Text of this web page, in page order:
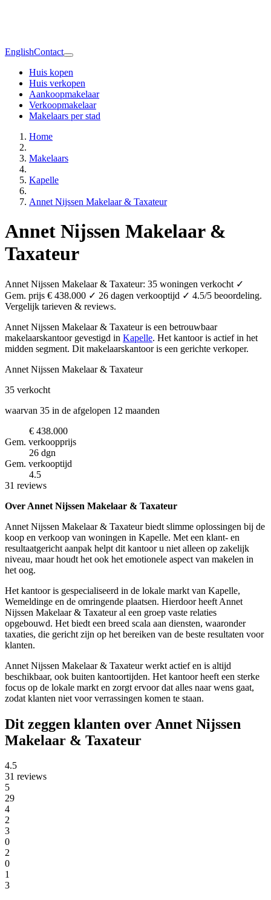
EnglishContact
Huis kopen
Huis verkopen
Aankoopmakelaar
Verkoopmakelaar
Makelaars per stad
Home
Makelaars
Kapelle
Annet Nijssen Makelaar & Taxateur
Annet Nijssen Makelaar &
Taxateur
Annet Nijssen Makelaar & Taxateur: 35 woningen verkocht ✓
Gem. prijs € 438.000 ✓ 26 dagen verkooptijd ✓ 4.5/5 beoordeling.
Vergelijk tarieven & reviews.
Annet Nijssen Makelaar & Taxateur is een betrouwbaar
makelaarskantoor gevestigd in Kapelle. Het kantoor is actief in het
midden segment. Dit makelaarskantoor is een gerichte verkoper.
Annet Nijssen Makelaar & Taxateur
35 verkocht
waarvan 35 in de afgelopen 12 maanden
€ 438.000
Gem. verkoopprijs
26 dgn
Gem. verkooptijd
4.5
31 reviews
Over Annet Nijssen Makelaar & Taxateur
Annet Nijssen Makelaar & Taxateur biedt slimme oplossingen bij de
koop en verkoop van woningen in Kapelle. Met een klant- en
resultaatgericht aanpak helpt dit kantoor u niet alleen op zakelijk
niveau, maar houdt het ook het emotionele aspect van makelen in
het oog.
Het kantoor is gespecialiseerd in de lokale markt van Kapelle,
Wemeldinge en de omringende plaatsen. Hierdoor heeft Annet
Nijssen Makelaar & Taxateur al een groep vaste relaties
opgebouwd. Het biedt een breed scala aan diensten, waaronder
taxaties, die gericht zijn op het bereiken van de beste resultaten voor
klanten.
Annet Nijssen Makelaar & Taxateur werkt actief en is altijd
beschikbaar, ook buiten kantoortijden. Het kantoor heeft een sterke
focus op de lokale markt en zorgt ervoor dat alles naar wens gaat,
zodat klanten niet voor verrassingen komen te staan.
Dit zeggen klanten over Annet Nijssen
Makelaar & Taxateur
4.5
31 reviews
5
29
4
2
3
0
2
0
1
3